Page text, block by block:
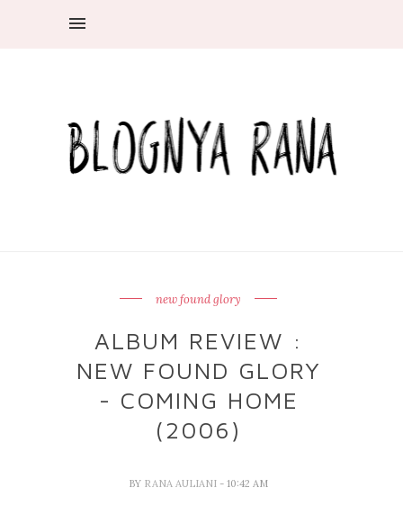
new found glory
ALBUM REVIEW :
NEW FOUND GLORY
- COMING HOME
(2006)
BY RANA AULIANI - 10:42 AM